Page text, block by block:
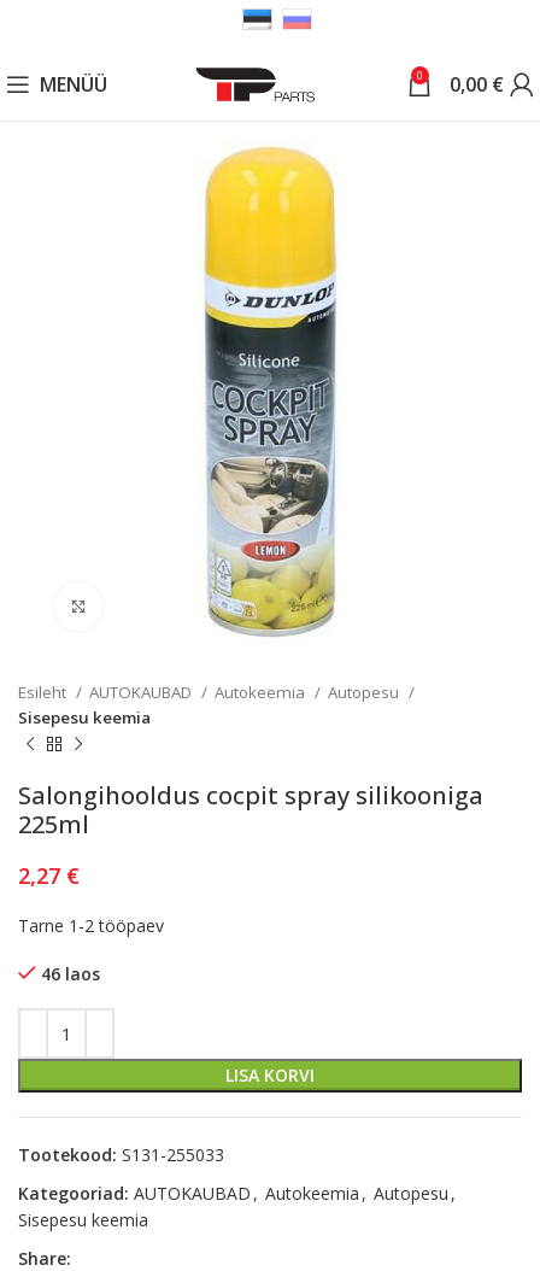
MENÜÜ 0 0,00 €
Kliki lülitamiseks
Esileht AUTOKAUBAD Autokeemia
Autopesu
Sisepesu keemia
Salongihooldus cocpit spray silikooniga
225ml
2,27 €
Tarne 1-2 tööpaev
46 laos
LISA KORVI
Tootekood: S131-255033
Kategooriad: AUTOKAUBAD , Autokeemia , Autopesu ,
Sisepesu keemia
Share: